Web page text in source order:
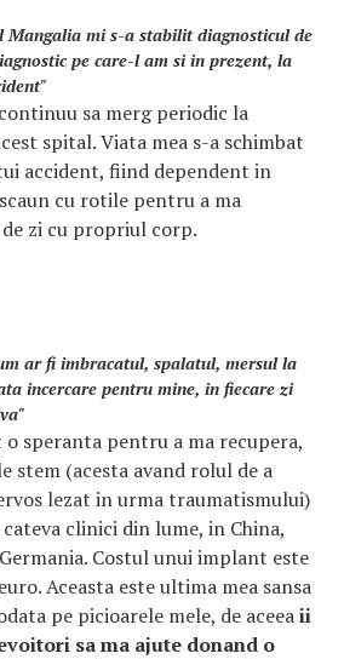
mi s-a stabilit diagnosticul de
pe care-l am si in prezent, la
sa merg periodic la
spital. Viata mea s-a schimbat
accident, fiind dependent in
cu rotile pentru a ma
zi cu propriul corp.
ar fi imbracatul, spalatul, mersul la
incercare pentru mine, in fiecare zi
speranta pentru a ma recupera,
stem (acesta avand rolul de a
lezat in urma traumatismului)
clinici din lume, in China,
Costul unui implant este
Aceasta este ultima mea sansa
pe picioarele mele, de aceeaii
sa ma ajute donand o